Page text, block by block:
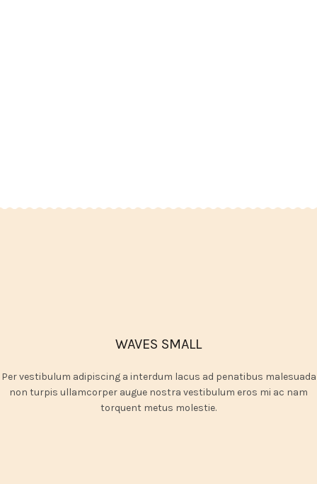
WAVES SMALL
Per vestibulum adipiscing a interdum lacus ad penatibus malesuada
non turpis ullamcorper augue nostra vestibulum eros mi ac nam
torquent metus molestie.